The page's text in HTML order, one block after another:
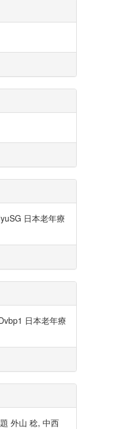
日本老年療
日本老年療
外山 稔, 中西